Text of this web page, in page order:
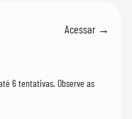
Acessar →
6 tentativas. Observe as